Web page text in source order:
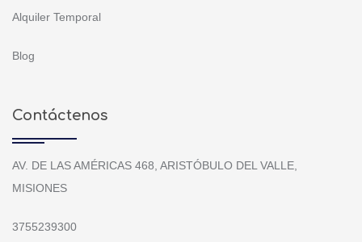
Alquiler Temporal
Blog
Contáctenos
AV. DE LAS AMÉRICAS 468, ARISTÓBULO DEL VALLE,
MISIONES
3755239300